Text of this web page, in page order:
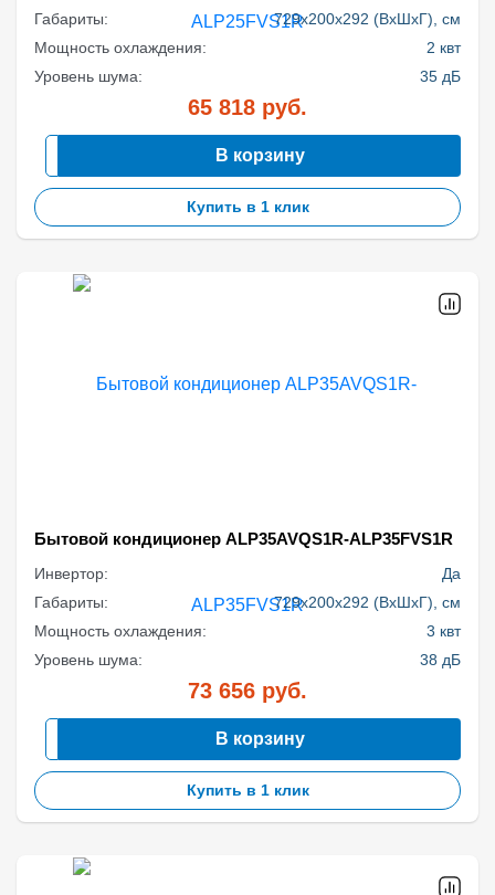
Габариты:
729x200x292 (ВхШхГ), см
Мощность охлаждения:
2 квт
Уровень шума:
35 дБ
65 818 руб.
В корзину
Купить в 1 клик
Бытовой кондиционер ALP35AVQS1R-ALP35FVS1R
Инвертор:
Да
Габариты:
729x200x292 (ВхШхГ), см
Мощность охлаждения:
3 квт
Уровень шума:
38 дБ
73 656 руб.
В корзину
Купить в 1 клик